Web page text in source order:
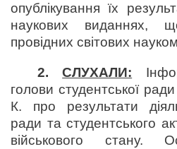
опублікування їх
наукових виданнях,
провідних світових
2. СЛУХАЛИ:
голови студентської
К. про результати
ради та студентського
військового стану.